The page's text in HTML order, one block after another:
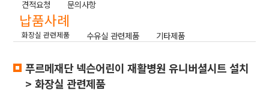
견적요청 문의사항
납품사례
화장실 관련제품 수유실 관련제품 기타제품
푸르메재단 넥슨어린이 재활병원 유니버셜시트 설치
> 화장실 관련제품